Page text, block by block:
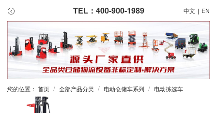
TEL：400-900-1989 中文 | EN
您的位置： 首页 / 全部产品分类 / 电动仓储车系列 / 电动拣选车